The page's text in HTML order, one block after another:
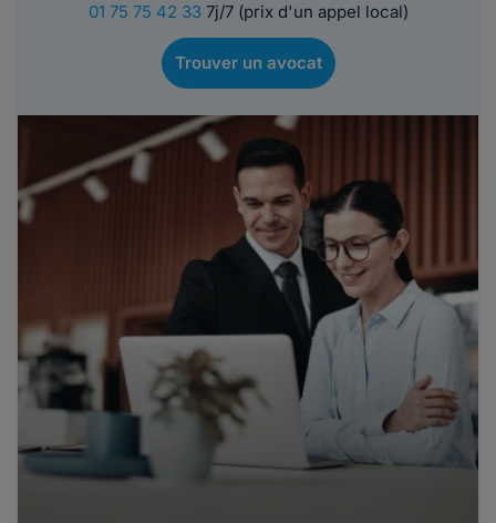
01 75 75 42 337j/7 (prix d'un appel local)
Trouver un avocat